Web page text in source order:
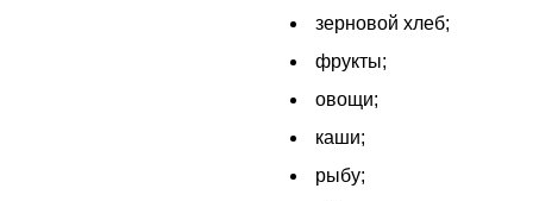
зерновой хлеб;
фрукты;
овощи;
каши;
рыбу;